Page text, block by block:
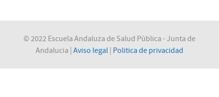
© 2022 Escuela Andaluza de Salud Pública - Junta de
Andalucia | Aviso legal Politica de privacidad